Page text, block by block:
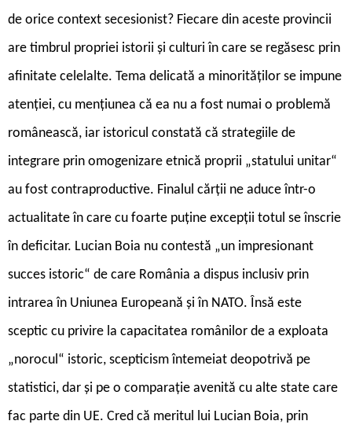
de orice context secesionist? Fiecare din aceste provincii
are timbrul propriei istorii și culturi în care se regăsesc prin
afinitate celelalte. Tema delicată a minorităților se impune
atenției, cu mențiunea că ea nu a fost numai o problemă
românească, iar istoricul constată că strategiile de
integrare prin omogenizare etnică proprii „statului unitar“
au fost contraproductive. Finalul cărții ne aduce într-o
actualitate în care cu foarte puține excepții totul se înscrie
în deficitar. Lucian Boia nu contestă „un impresionant
succes istoric“ de care România a dispus inclusiv prin
intrarea în Uniunea Europeană și în NATO. Însă este
sceptic cu privire la capacitatea românilor de a exploata
„norocul“ istoric, scepticism întemeiat deopotrivă pe
statistici, dar și pe o comparație avenită cu alte state care
fac parte din UE. Cred că meritul lui Lucian Boia, prin